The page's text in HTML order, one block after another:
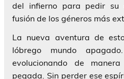
del infierno para pedir su
fusión de los géneros más
La nueva aventura de
lóbrego mundo
evolucionando de
pegada. Sin perder ese